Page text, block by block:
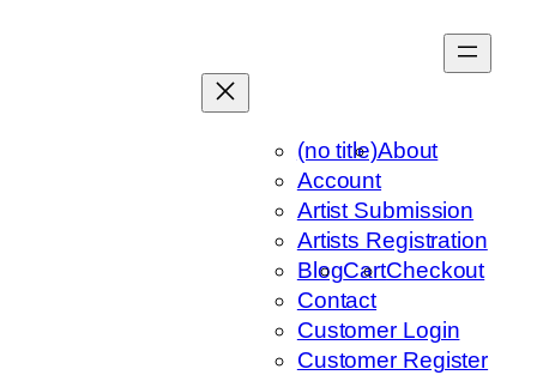
(no title)About
Account
Artist Submission
Artists Registration
BlogCartCheckout
Contact
Customer Login
Customer Register